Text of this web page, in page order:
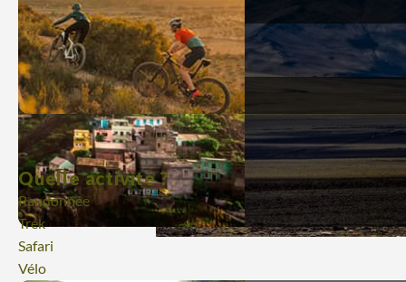
Quelle activité ?
Randonnée
Trek
Safari
Vélo